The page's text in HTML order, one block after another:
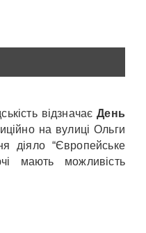
відзначаєДень
на вулиці Ольги
діяло “Європейське
мають можливість